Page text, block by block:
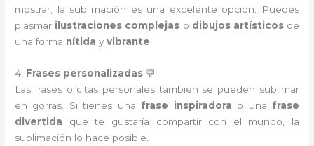
mostrar, la sublimación es una excelente opción. Puedes
plasmar ilustraciones complejas o dibujos artísticosde
una forma nítida yvibrante.
4. Frases personalizadas 💬
Las frases o citas personales también se pueden sublimar
en gorras. Si tienes una frase inspiradora o una frase
divertida que te gustaría compartir con el mundo, la
sublimación lo hace posible.